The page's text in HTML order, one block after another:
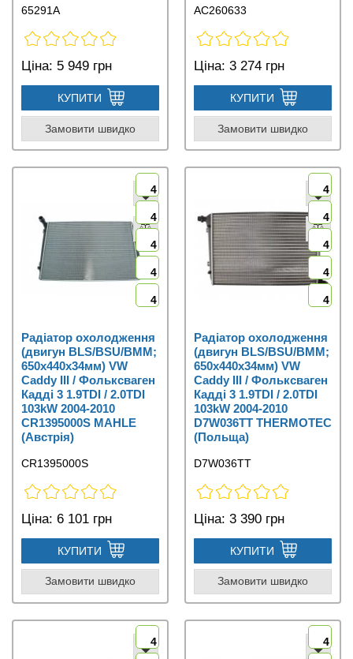
65291A
Ціна: 5 949 грн
КУПИТИ
Замовити швидко
AC260633
Ціна: 3 274 грн
КУПИТИ
Замовити швидко
4
4
4
4
4
Радіатор охолодження
(двигун BLS/BSU/BMM;
650x440x34мм) VW
Caddy III / Фольксваген
Кадді 3 1.9TDI / 2.0TDI
103kW 2004-2010
CR1395000S MAHLE
(Австрія)
CR1395000S
Ціна: 6 101 грн
КУПИТИ
Замовити швидко
4
4
4
4
4
Радіатор охолодження
(двигун BLS/BSU/BMM;
650x440x34мм) VW
Caddy III / Фольксваген
Кадді 3 1.9TDI / 2.0TDI
103kW 2004-2010
D7W036TT THERMOTEC
(Польща)
D7W036TT
Ціна: 3 390 грн
КУПИТИ
Замовити швидко
4 4